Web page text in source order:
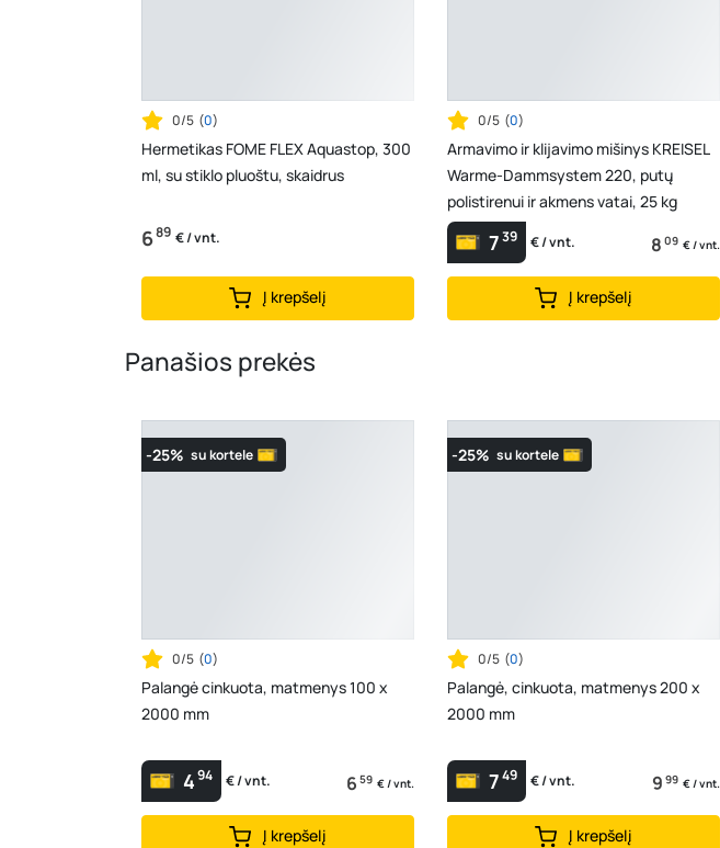
0/5 (0)
Hermetikas FOME FLEX Aquastop, 300
ml, su stiklo pluoštu, skaidrus
689 € / vnt.
Į krepšelį
0/5 (0)
Armavimo ir klijavimo mišinys KREISEL
Warme-Dammsystem 220, putų
polistirenui ir akmens vatai, 25 kg
739 € / vnt. 8 09 € / vnt.
Į krepšelį
Panašios prekės
-25% su kortele
0/5 (0)
Palangė cinkuota, matmenys 100 x
2000 mm
494 € / vnt. 6 59 € / vnt.
Į krepšelį
-25% su kortele
0/5 (0)
Palangė, cinkuota, matmenys 200 x
2000 mm
749 € / vnt. 9 99 € / vnt.
Į krepšelį